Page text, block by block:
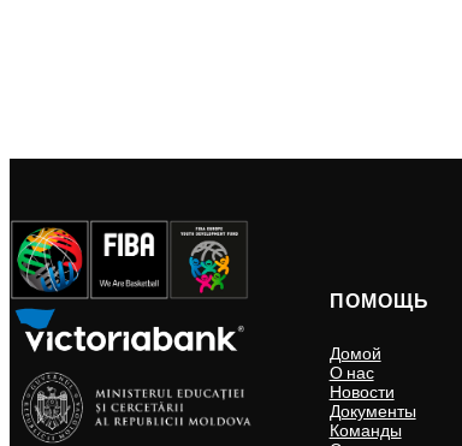
ПОМОЩЬ
Домой
О нас
Новости
Документы
Команды